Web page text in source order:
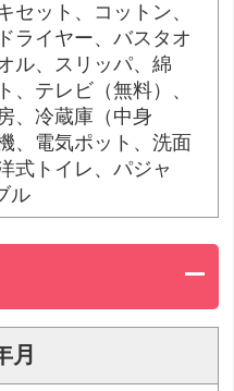
セット、コットン、
ライヤー、バスタオ
ル、スリッパ、綿
、テレビ（無料）、
、冷蔵庫（中身
、電気ポット、洗面
式トイレ、パジャ
ル
月